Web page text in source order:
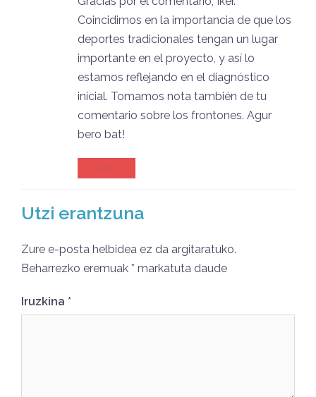
Coincidimos en la importancia de que los
deportes tradicionales tengan un lugar
importante en el proyecto, y así lo
estamos reflejando en el diagnóstico
inicial. Tomamos nota también de tu
comentario sobre los frontones. Agur
bero bat!
Utzi erantzuna
Zure e-posta helbidea ez da argitaratuko.
Beharrezko eremuak * markatuta daude
Iruzkina *